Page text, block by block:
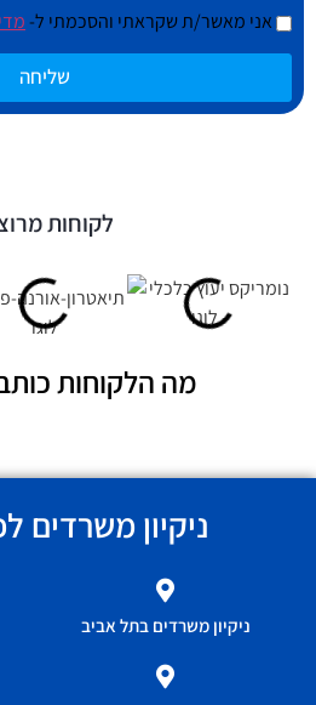
אני מאשר/ת שקראתי והסכמתי ל-
שליחה
לקוחות
מה הלקוחות
ניקיון משרדים
ניקיון משרדים בתל אביב